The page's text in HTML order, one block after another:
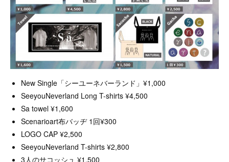
New Single「シーユーネバーランド」¥1,000
SeeyouNeverland Long T-shirts ¥4,500
Sa towel ¥1,600
Scenarioart布バッヂ 1回¥300
LOGO CAP ¥2,500
SeeyouNeverland T-shirts ¥2,800
3人のサコッシュ ¥1,500